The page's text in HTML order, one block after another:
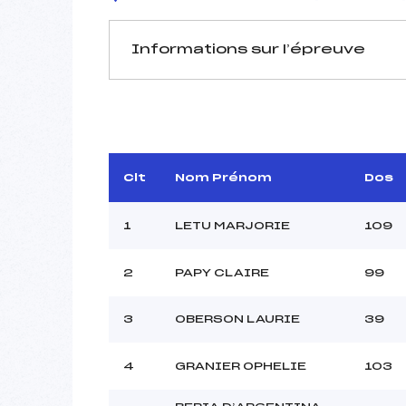
Informations sur l’épreuve
Arbitre :
Assistant :
MANCHE 1
Heure de départ :
Ouvreurs A :
Clt Nom Prénom Dos
1 LETU MARJORIE 109
2 PAPY CLAIRE 99
3 OBERSON LAURIE 39
4 GRANIER OPHELIE 103